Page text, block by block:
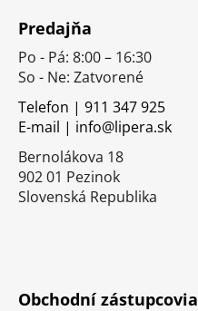
Predajňa
Po - Pá: 8:00 – 16:30
So - Ne: Zatvorené
Telefon | 911 347 925
E-mail | info@lipera.sk
Bernolákova 18
902 01 Pezinok
Slovenská Republika
Obchodní zástupcovia